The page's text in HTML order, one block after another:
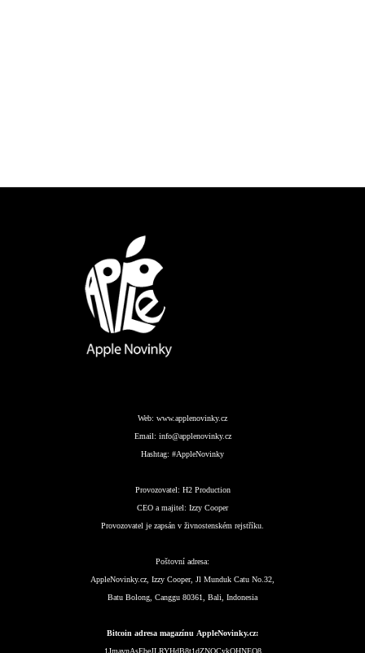
Web: www.applenovinky.cz
Email: info@applenovinky.cz
Hashtag: #AppleNovinky
Provozovatel: H2 Production
CEO a majitel: Izzy Cooper
Provozovatel je zapsán v živnostenském rejstříku.
Poštovní adresa:
AppleNovinky.cz, Izzy Cooper, Jl Munduk Catu No.32,
Batu Bolong, Canggu 80361, Bali, Indonesia
Bitcoin adresa magazínu AppleNovinky.cz: